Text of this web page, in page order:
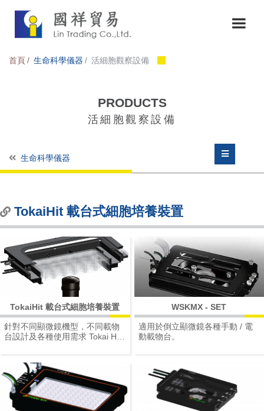
首頁 生命科學儀器 活細胞觀察設備
PRODUCTS
活細胞觀察設備
生命科學儀器
TokaiHit 全罩式溫控系統
自動化細胞篩選設備
TokaiHit 載台式細胞培養裝置
TokaiHit 載台式細胞培養裝置
針對不同顯微鏡機型，不同載物
台設計及各種使用需求 Tokai Hit
WSKMX - SET
適用於倒立顯微鏡各種手動 / 電
動載物台。